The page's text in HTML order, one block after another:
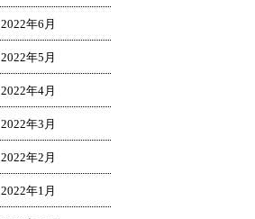
2022年6月
2022年5月
2022年4月
2022年3月
2022年2月
2022年1月